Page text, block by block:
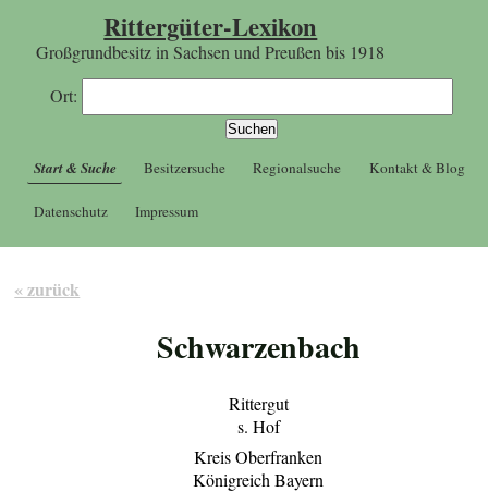
Rittergüter-Lexikon
Großgrundbesitz in Sachsen und Preußen bis 1918
Ort:
Start & Suche Besitzersuche Regionalsuche Kontakt & Blog
Datenschutz Impressum
« zurück
Schwarzenbach
Rittergut
s. Hof
Kreis Oberfranken
Königreich Bayern